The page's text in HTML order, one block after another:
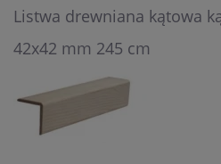
Listwa drewniana kątowa
42x42 mm 245 cm